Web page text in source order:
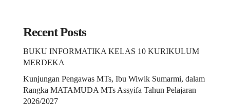
Recent Posts
BUKU INFORMATIKA KELAS 10 KURIKULUM
MERDEKA
Kunjungan Pengawas MTs, Ibu Wiwik Sumarmi, dalam
Rangka MATAMUDA MTs Assyifa Tahun Pelajaran
2026/2027